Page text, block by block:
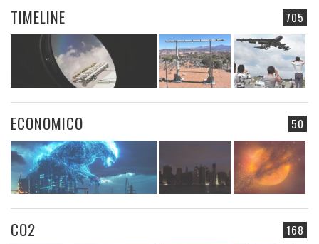
705
TIMELINE
50
ECONOMICO
168
CO2